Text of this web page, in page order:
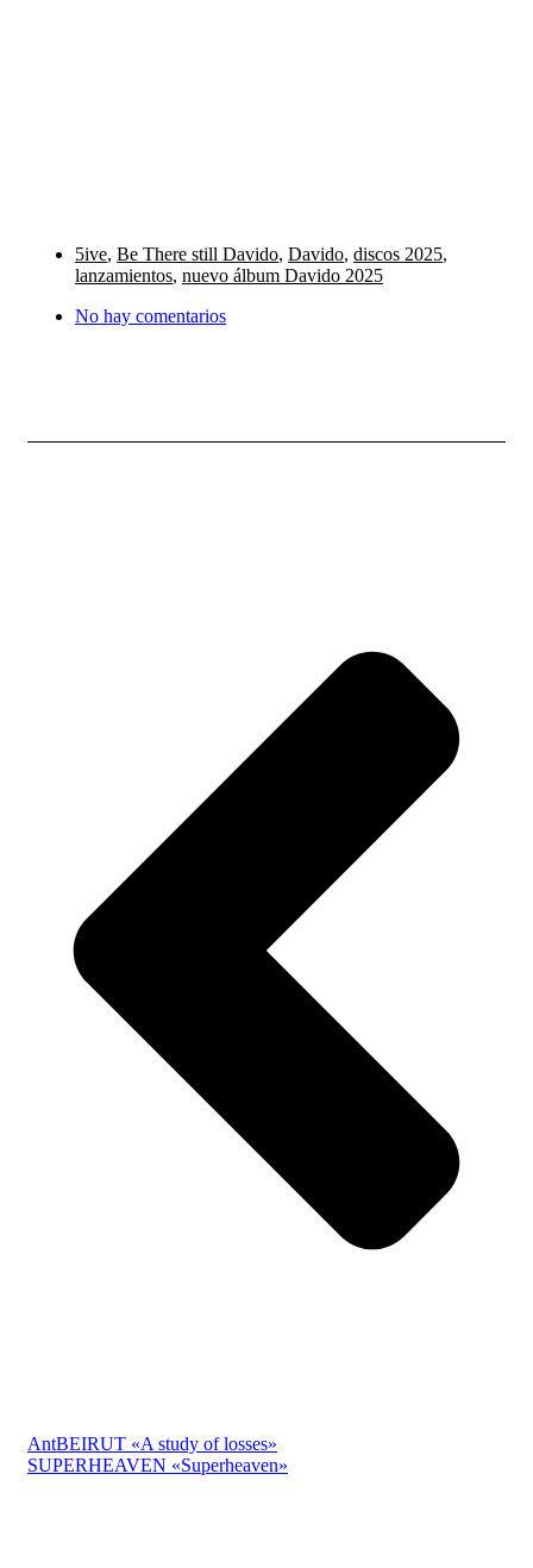
5ive, Be There still Davido, Davido, discos 2025,
lanzamientos, nuevo álbum Davido 2025
No hay comentarios
AntBEIRUT «A study of losses»
SUPERHEAVEN «Superheaven»